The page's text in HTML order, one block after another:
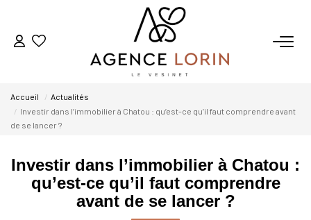
ACHETER
LOUER
GESTION
Accueil
Actualités
Investir dans l’immobilier à Chatou : qu’est-ce qu’il faut comprendre avant
de se lancer ?
Investir dans l’immobilier à Chatou :
qu’est-ce qu’il faut comprendre
avant de se lancer ?